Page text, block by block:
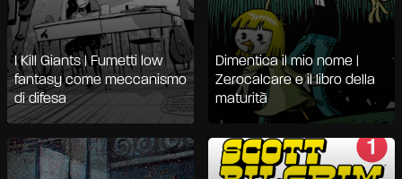
I Kill Giants | Fumetti low
fantasy come meccanismo
di difesa
Dimentica il mio nome |
Zerocalcare e il libro della
maturità